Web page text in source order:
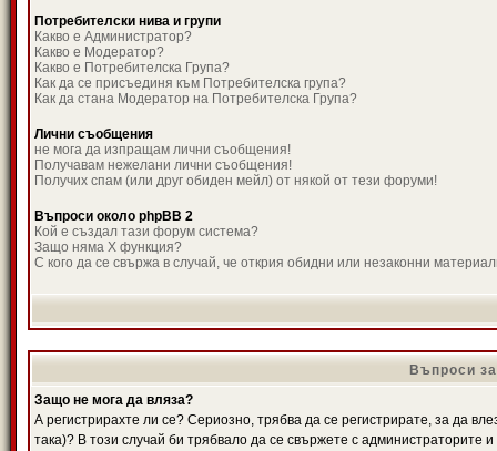
Потребителски нива и групи
Какво е Администратор?
Какво е Модератор?
Какво е Потребителска Група?
Как да се присъединя към Потребителска група?
Как да стана Модератор на Потребителска Група?
Лични съобщения
не мога да изпращам лични съобщения!
Получавам нежелани лични съобщения!
Получих спам (или друг обиден мейл) от някой от тези форуми!
Въпроси около phpBB 2
Кой е създал тази форум система?
Защо няма X функция?
С кого да се свържа в случай, че открия обидни или незаконни
Въпроси
Защо не мога да вляза?
А регистрирахте ли се? Сериозно, трябва да се регистрирате, за да
така)? В този случай би трябвало да се свържете с администраторите